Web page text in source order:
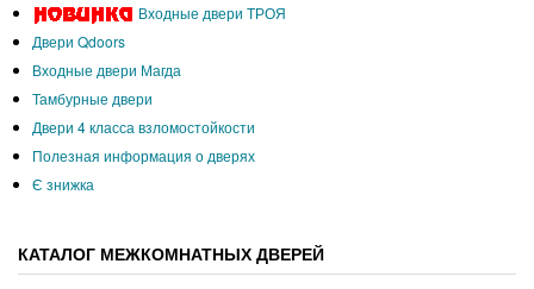
Входные двери ТРОЯ
Двери Qdoors
Входные двери Магда
Тамбурные двери
Двери 4 класса взломостойкости
Полезная информация о дверях
Є знижка
КАТАЛОГ МЕЖКОМНАТНЫХ ДВЕРЕЙ